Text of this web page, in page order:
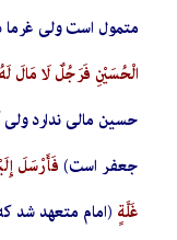
متمول است ولی غرما
الْحُسَيْنِ فَرَجُلٌ لَا مَالَ
حسین مالی ندارد ولی
جعفر است) فَأَرْسَلَ
غَلَّةٍ (امام متعهد شد